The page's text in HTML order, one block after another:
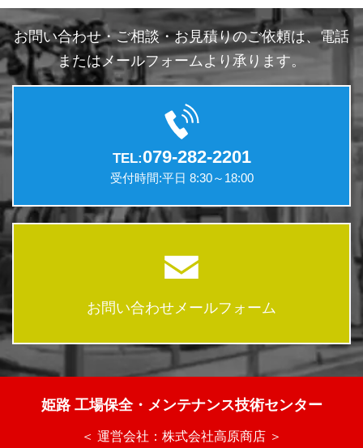
お問い合わせ・ご相談・お見積りのご依頼は、電話
またはメールフォームより承ります。
TEL:079-282-2201
受付時間:平日 8:30～18:00
お問い合わせメールフォーム
姫路 工場保全・メンテナンス技術センター
＜ 運営会社：株式会社高原商店 ＞